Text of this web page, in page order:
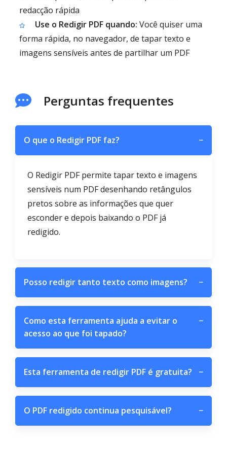
redacção rápida
Use o Redigir PDF quando: Você quiser uma
forma rápida, no navegador, de tapar texto e
imagens sensíveis antes de partilhar um PDF
Perguntas frequentes
O que o Redigir PDF faz? −
O Redigir PDF permite tapar texto e imagens
sensíveis num PDF desenhando retângulos
pretos sobre as informações que quer
esconder e depois baixando o PDF já
redigido.
Posso redigir tanto texto como imagens? −
Como esta ferramenta ajuda a evitar o
acesso ao que foi tapado?
−
Esta ferramenta de redigir PDF é gratuita? −
O PDF redigido continua pesquisável? −